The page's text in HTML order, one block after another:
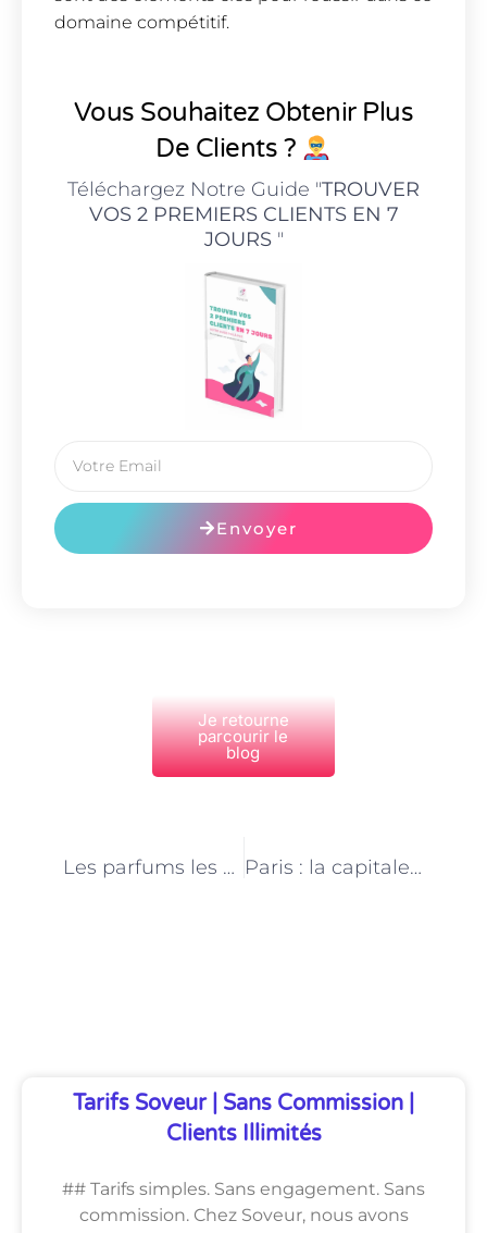
domaine compétitif.
Vous Souhaitez Obtenir Plus
De Clients ?
Téléchargez Notre Guide "TROUVER
VOS 2 PREMIERS CLIENTS EN 7
JOURS"
Envoyer
Je retourne
parcourir le
blog
Les parfums les plus vendus chez les conseillers en parfumerie à Paris Paris : la capitale mondiale de la parfumerie et son impact sur les conseillers
Tarifs Soveur | Sans Commission |
Clients Illimités
## Tarifs simples. Sans engagement. Sans
commission. Chez Soveur, nous avons